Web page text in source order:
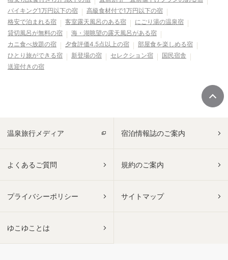
バイキング1万円以下の宿
高級食材付で1万円以下の宿
格安で泊まれる宿
客室露天風呂のある宿
にごり湯の温泉宿
貸切風呂が無料の宿
海・湖眺望の露天風呂がある宿
カニ食べ放題の宿
夕食評価4.5点以上の宿
部屋食を楽しめる宿
ひとり旅ができる宿
新登場の宿 セレクション宿
国民宿舎
送迎付きの宿
温泉旅行メディア 宿泊情報誌のご案内
よくあるご質問 規約のご案内
プライバシーポリシー サイトマップ
ゆこゆことは